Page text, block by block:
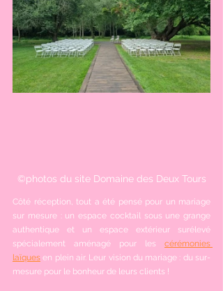
©photos du site Domaine des Deux Tours
Côté réception, tout a été pensé pour un mariage
sur mesure : un espace cocktail sous une grange
authentique et un espace extérieur surélevé
spécialement aménagé pour les cérémonies
laïques en plein air. Leur vision du mariage : du sur-
mesure pour le bonheur de leurs clients !